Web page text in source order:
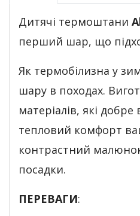
Дитячі термоштани
перший шар, що
Як термобілизна у
шару в походах.
матеріалів, які
тепловий комфорт
контрастний
посадки.
ПЕРЕВАГИ: